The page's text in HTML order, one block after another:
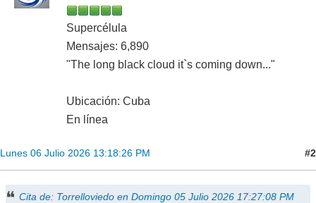
Supercélula
Mensajes: 6,890
"The long black cloud it`s coming down..."
Ubicación: Cuba
En línea
Lunes 06 Julio 2026 13:18:26 PM #2
Cita de: Torrelloviedo en Domingo 05 Julio 2026 17:27:08 PM